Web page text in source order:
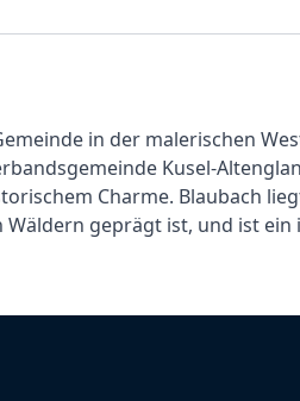
in der malerischen
Kusel-
Charme. Blaubach
geprägt ist, und ist